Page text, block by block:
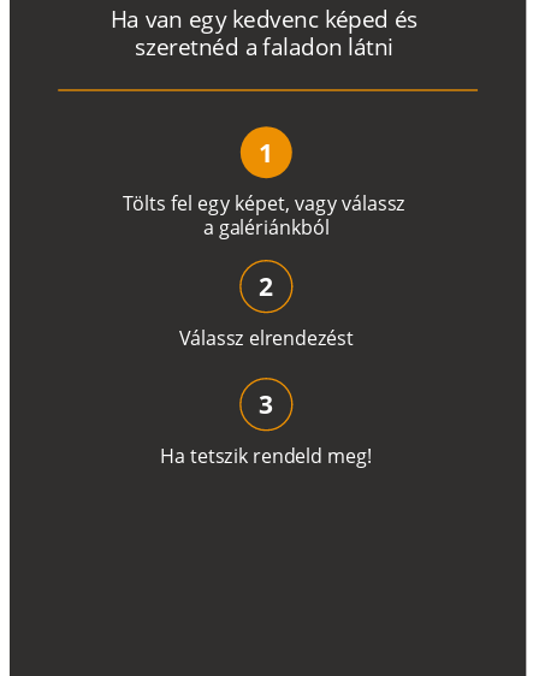
Tölts fel egy képet, vagyválassz
a galériánkból
Ha van egy kedvenc képed és
szeretnéd a faladon látni
1
Válassz elrendezést
2
Ha tetszik rendeld meg!
3